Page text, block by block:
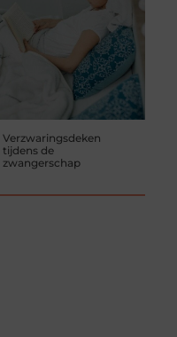
Verzwaringsdeken
tijdens de
zwangerschap